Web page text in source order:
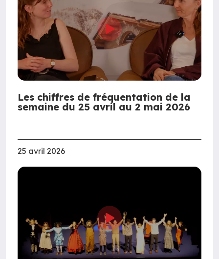
Les chiffres de fréquentation de la
semaine du 25 avril au 2 mai 2026
25 avril 2026